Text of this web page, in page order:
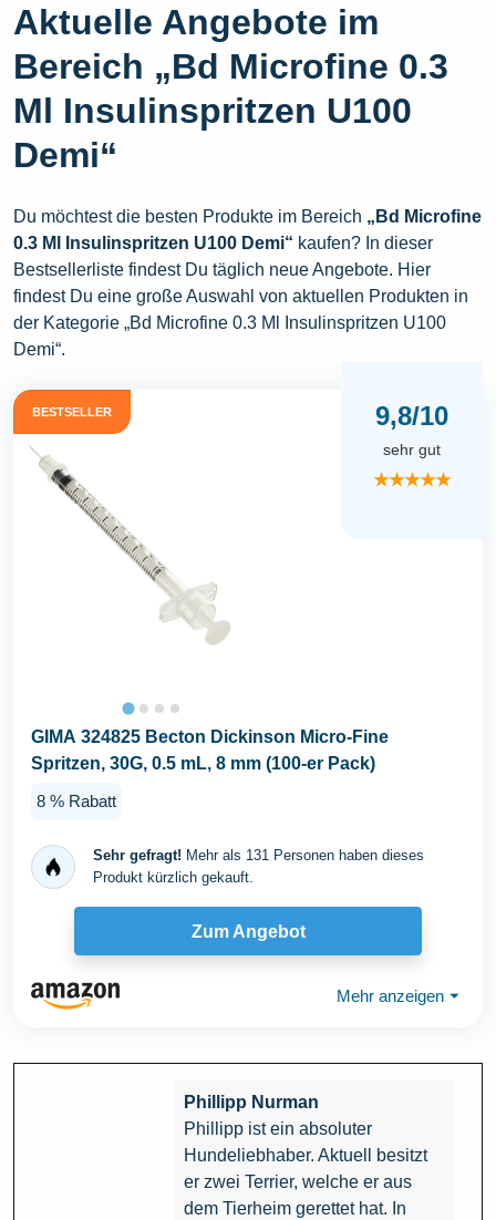
Aktuelle Angebote im
Bereich „Bd Microfine 0.3
Ml Insulinspritzen U100
Demi“
Du möchtest die besten Produkte im Bereich „Bd Microfine
0.3 Ml Insulinspritzen U100 Demi“ kaufen? In dieser
Bestsellerliste findest Du täglich neue Angebote. Hier
findest Du eine große Auswahl von aktuellen Produkten in
der Kategorie „Bd Microfine 0.3 Ml Insulinspritzen U100
Demi“.
BESTSELLER 9,8/10
sehr gut
★★★★★
GIMA 324825 Becton Dickinson Micro-Fine
Spritzen, 30G, 0.5 mL, 8 mm (100-er Pack)
8 % Rabatt
Sehr gefragt! Mehr als 131 Personen haben dieses
Produkt kürzlich gekauft.
Zum Angebot
Mehr anzeigen ⏷
Phillipp Nurman
Phillipp ist ein absoluter
Hundeliebhaber. Aktuell besitzt
er zwei Terrier, welche er aus
dem Tierheim gerettet hat. In